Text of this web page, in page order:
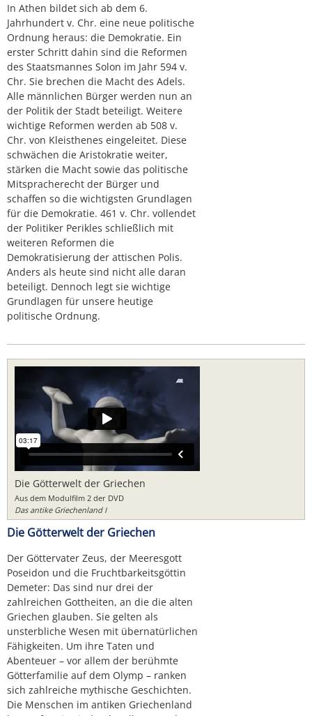
In Athen bildet sich ab dem 6.
Jahrhundert v. Chr. eine neue politische
Ordnung heraus: die Demokratie. Ein
erster Schritt dahin sind die Reformen
des Staatsmannes Solon im Jahr 594 v.
Chr. Sie brechen die Macht des Adels.
Alle männlichen Bürger werden nun an
der Politik der Stadt beteiligt. Weitere
wichtige Reformen werden ab 508 v.
Chr. von Kleisthenes eingeleitet. Diese
schwächen die Aristokratie weiter,
stärken die Macht sowie das politische
Mitspracherecht der Bürger und
schaffen so die wichtigsten Grundlagen
für die Demokratie. 461 v. Chr. vollendet
der Politiker Perikles schließlich mit
weiteren Reformen die
Demokratisierung der attischen Polis.
Anders als heute sind nicht alle daran
beteiligt. Dennoch legt sie wichtige
Grundlagen für unsere heutige
politische Ordnung.
Die Götterwelt der Griechen
Aus dem Modulfilm 2 der DVD
Das antike Griechenland I
Die Götterwelt der Griechen
Der Göttervater Zeus, der Meeresgott
Poseidon und die Fruchtbarkeitsgöttin
Demeter: Das sind nur drei der
zahlreichen Gottheiten, an die die alten
Griechen glauben. Sie gelten als
unsterbliche Wesen mit übernatürlichen
Fähigkeiten. Um ihre Taten und
Abenteuer – vor allem der berühmte
Götterfamilie auf dem Olymp – ranken
sich zahlreiche mythische Geschichten.
Die Menschen im antiken Griechenland